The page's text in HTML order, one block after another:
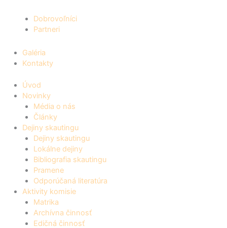
Dobrovoľníci
Partneri
Galéria
Kontakty
Úvod
Novinky
Média o nás
Články
Dejiny skautingu
Dejiny skautingu
Lokálne dejiny
Bibliografia skautingu
Pramene
Odporúčaná literatúra
Aktivity komisie
Matrika
Archívna činnosť
Edičná činnosť